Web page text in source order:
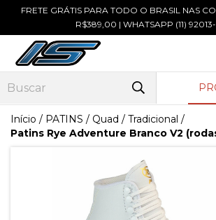
FRETE GRÁTIS PARA TODO O BRASIL NAS
R$389,00 | WHATSAPP (11)
Início / PATINS / Quad / Tradicional /
Patins Rye Adventure Branco V2